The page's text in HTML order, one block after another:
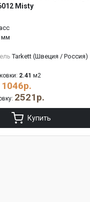
Misty
мм
Tarkett (Швеция / Россия)
2.41 м2
1046р.
2521р.
Купить